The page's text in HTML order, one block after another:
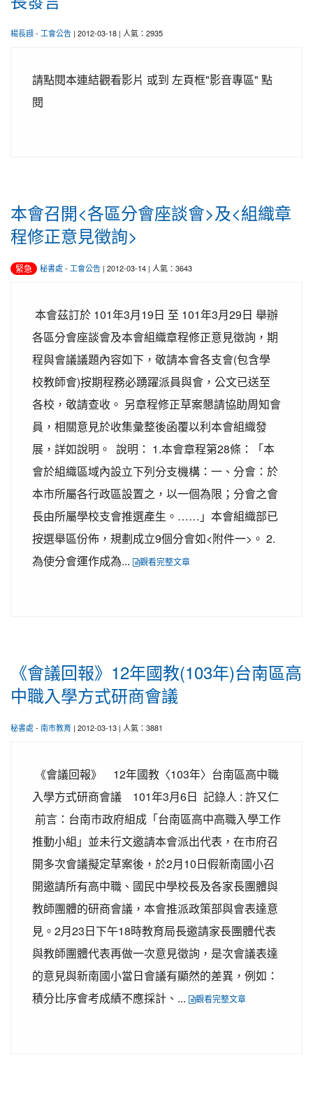
楊長頲- 工會公告 | 2012-03-18 | 人氣：2935
請點閱本連結觀看影片 或到 左頁框"影音專區" 點
閱
本會召開<各區分會座談會>及<組織章
程修正意見徵詢>
緊急 秘書處- 工會公告 | 2012-03-14 | 人氣：3643
本會茲訂於 101年3月19日 至 101年3月29日 舉辦
各區分會座談會及本會組織章程修正意見徵詢，期
程與會議議題內容如下，敬請本會各支會(包含學
校教師會)按期程務必踴躍派員與會，公文已送至
各校，敬請查收。 另章程修正草案懇請協助周知會
員，相關意見於收集彙整後函覆以利本會組織發
展，詳如說明。 說明： 1.本會章程第28條：「本
會於組織區域內設立下列分支機構：一、分會：於
本市所屬各行政區設置之，以一個為限；分會之會
長由所屬學校支會推選產生。……」本會組織部已
按選舉區份佈，規劃成立9個分會如<附件一>。 2.
為使分會運作成為...
觀看完整文章
《會議回報》12年國教(103年)台南區高
中職入學方式研商會議
秘書處- 南市教育 | 2012-03-13 | 人氣：3881
《會議回報》 12年國教〈103年〉台南區高中職
入學方式研商會議 101年3月6日 記錄人 : 許又仁
前言：台南市政府組成「台南區高中高職入學工作
推動小組」並未行文邀請本會派出代表，在市府召
開多次會議擬定草案後，於2月10日假新南國小召
開邀請所有高中職、國民中學校長及各家長團體與
教師團體的研商會議，本會推派政策部與會表達意
見。2月23日下午18時教育局長邀請家長團體代表
與教師團體代表再做一次意見徵詢，是次會議表達
的意見與新南國小當日會議有顯然的差異，例如：
積分比序會考成績不應採計、...
觀看完整文章